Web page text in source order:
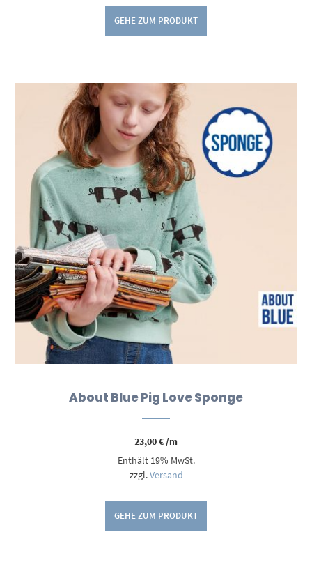
GEHE ZUM PRODUKT
About Blue Pig Love Sponge
23,00€/m
Enthält 19% MwSt.
zzgl.Versand
GEHE ZUM PRODUKT